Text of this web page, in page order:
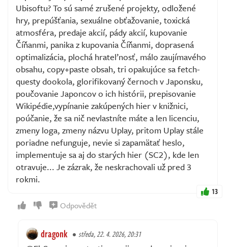
Ubisoftu? To sú samé zrušené projekty, odložené
hry, prepúšťania, sexuálne obťažovanie, toxická
atmosféra, predaje akcií, pády akcií, kupovanie
Číňanmi, panika z kupovania Číňanmi, doprasená
optimalizácia, plochá hrateľnosť, málo zaujímavého
obsahu, copy+paste obsah, tri opakujúce sa fetch-
questy dookola, glorifikovaný černoch v Japonsku,
poučovanie Japoncov o ich histórii, prepisovanie
Wikipédie,vypínanie zakúpených hier v knižnici,
poúčanie, že sa nič nevlastníte máte a len licenciu,
zmeny loga, zmeny názvu Uplay, pritom Uplay stále
poriadne nefunguje, nevie si zapamätať heslo,
implementuje sa aj do starých hier (SC2), kde len
otravuje... Je zázrak, že neskrachovali už pred 3
rokmi.
13
Odpovědět
dragonk středa, 22. 4. 2026, 20:31